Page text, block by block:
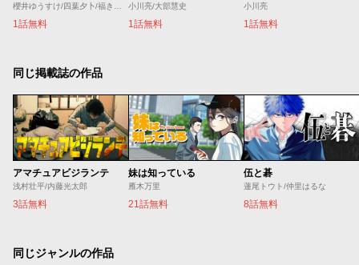
1話無料
小川亮/大部慧史
1話無料
小川亮
1話無料
同じ掲載誌の作品
アマチュアビジランテ
浅村壮平/内藤光太郎
3話無料
妹は知っている
雁木万里
21話無料
伍と碁
蓮尾トウト/仲里はるな
8話無料
同じジャンルの作品